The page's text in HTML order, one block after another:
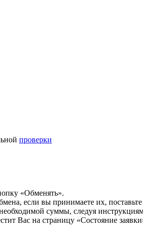
проверки
«Обменять».
если вы принимаете их,
суммы, следуя
Вас на страницу «Состояние